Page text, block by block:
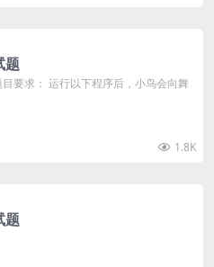
题
要求： 运行以下程序后，小鸟会向舞
1.8K
题